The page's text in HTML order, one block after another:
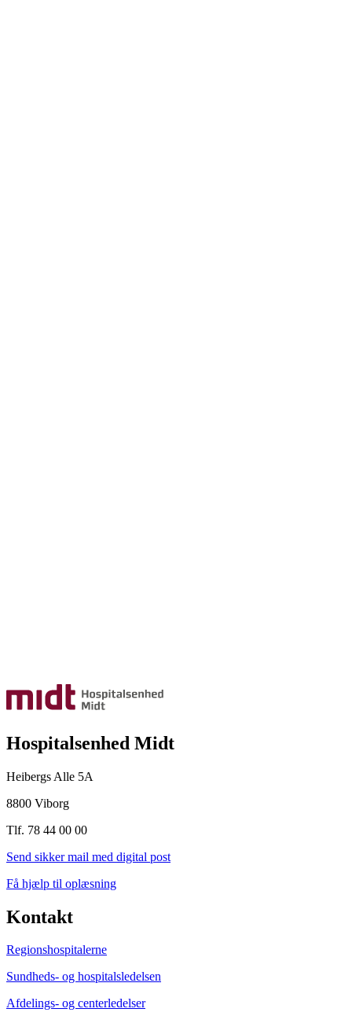
Hospitalsenhed Midt
Heibergs Alle 5A
8800 Viborg
Tlf. 78 44 00 00
Send sikker mail med digital post
Få hjælp til oplæsning
Kontakt
Regionshospitalerne
Sundheds- og hospitalsledelsen
Afdelings- og centerledelser